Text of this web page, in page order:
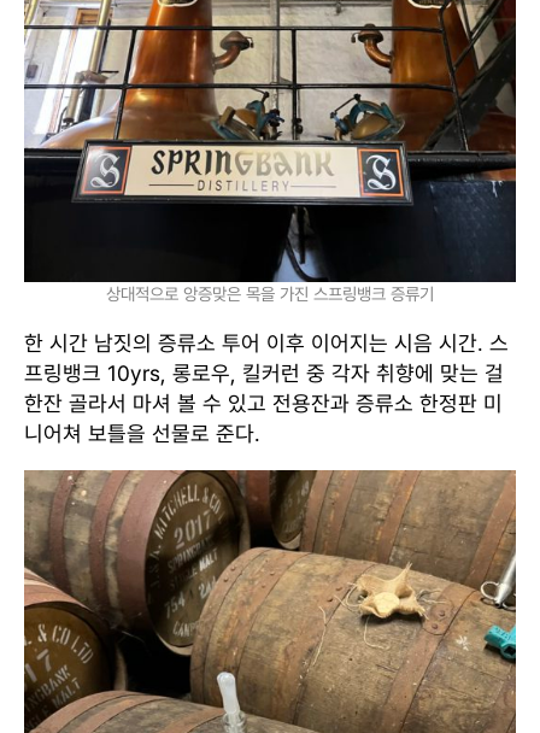
상대적으로 앙증맞은 목을 가진 스프링뱅크 증류기
한 시간 남짓의 증류소 투어 이후 이어지는 시음 시간. 스
프링뱅크 10yrs, 롱로우, 킬커런 중 각자 취향에 맞는 걸
한잔 골라서 마셔 볼 수 있고 전용잔과 증류소 한정판 미
니어쳐 보틀을 선물로 준다.